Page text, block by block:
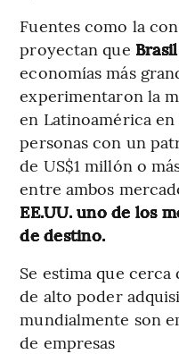
Fuentes como la
proyectan que
economías más
experimentaron la
en Latinoamérica
personas con un
de US$1 millón o
entre ambos
EE.UU. uno de los
de destino.
Se estima que
de alto poder
mundialmente son
de empresas